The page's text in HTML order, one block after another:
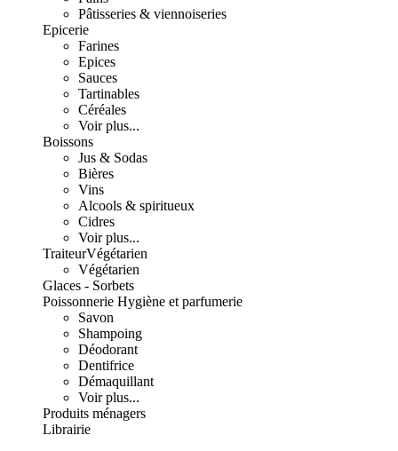
Pâtisseries & viennoiseries
Epicerie
Farines
Epices
Sauces
Tartinables
Céréales
Voir plus...
Boissons
Jus & Sodas
Bières
Vins
Alcools & spiritueux
Cidres
Voir plus...
TraiteurVégétarien
Végétarien
Glaces - Sorbets
Poissonnerie Hygiène et parfumerie
Savon
Shampoing
Déodorant
Dentifrice
Démaquillant
Voir plus...
Produits ménagers
Librairie